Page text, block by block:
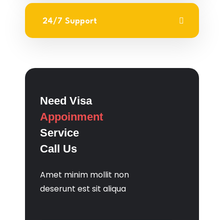
24/7 Support
Need Visa
Appoinment
Service
Call Us
Amet minim mollit non
deserunt est sit aliqua